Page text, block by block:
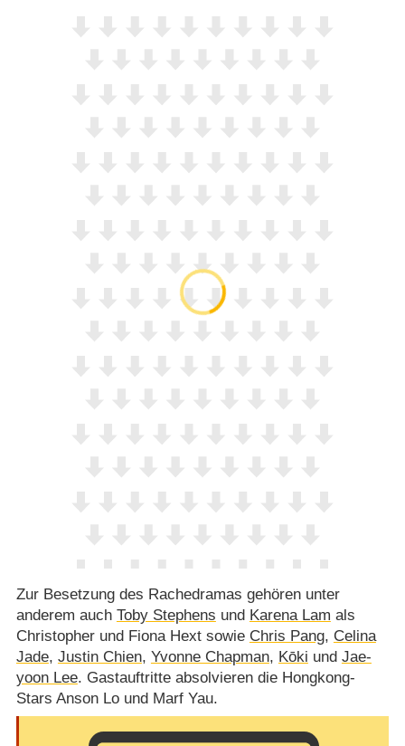
Zur Besetzung des Rachedramas gehören unter
anderem auch Toby Stephens und Karena Lam als
Christopher und Fiona Hext sowie Chris Pang, Celina
Jade, Justin Chien, Yvonne Chapman, Kōki und Jae-
yoon Lee. Gastauftritte absolvieren die Hongkong-
Stars Anson Lo und Marf Yau.